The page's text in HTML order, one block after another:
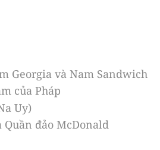
Georgia và Nam Sandwich
của Pháp
Uy)
Quần đảo McDonald